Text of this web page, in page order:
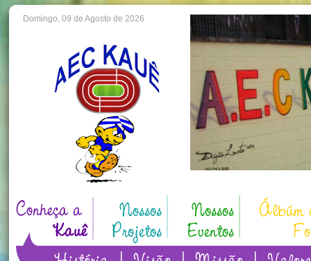
Domingo, 09 de Agosto de 2026